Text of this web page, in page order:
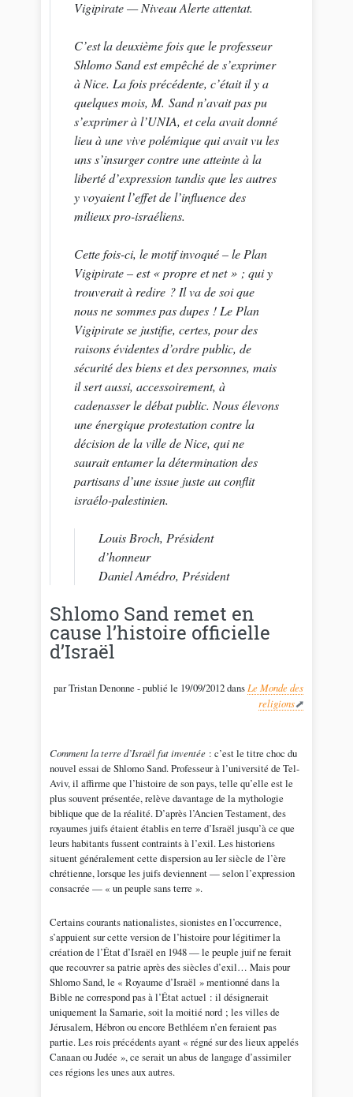
Vigipirate — Niveau Alerte attentat.
C’est la deuxième fois que le professeur
Shlomo Sand est empêché de s’exprimer
à Nice. La fois précédente, c’était il y a
quelques mois, M. Sand n’avait pas pu
s’exprimer à l’UNIA, et cela avait donné
lieu à une vive polémique qui avait vu les
uns s’insurger contre une atteinte à la
liberté d’expression tandis que les autres
y voyaient l’effet de l’influence des
milieux pro-israéliens.
Cette fois-ci, le motif invoqué – le Plan
Vigipirate – est « propre et net » ; qui y
trouverait à redire ? Il va de soi que
nous ne sommes pas dupes ! Le Plan
Vigipirate se justifie, certes, pour des
raisons évidentes d’ordre public, de
sécurité des biens et des personnes, mais
il sert aussi, accessoirement, à
cadenasser le débat public. Nous élevons
une énergique protestation contre la
décision de la ville de Nice, qui ne
saurait entamer la détermination des
partisans d’une issue juste au conflit
israélo-palestinien.
Louis Broch, Président
d’honneur
Daniel Amédro, Président
Shlomo Sand remet en
cause l’histoire officielle
d’Israël
par Tristan Denonne - publié le 19/09/2012 dansLe Monde des
religions
Comment la terre d’Israël fut inventée: c’est le titre choc du
nouvel essai de Shlomo Sand. Professeur à l’université de Tel-
Aviv, il affirme que l’histoire de son pays, telle qu’elle est le
plus souvent présentée, relève davantage de la mythologie
biblique que de la réalité. D’après l’Ancien Testament, des
royaumes juifs étaient établis en terre d’Israël jusqu’à ce que
leurs habitants fussent contraints à l’exil. Les historiens
situent généralement cette dispersion au Ier siècle de l’ère
chrétienne, lorsque les juifs deviennent — selon l’expression
consacrée — « un peuple sans terre ».
Certains courants nationalistes, sionistes en l’occurrence,
s’appuient sur cette version de l’histoire pour légitimer la
création de l’État d’Israël en 1948 — le peuple juif ne ferait
que recouvrer sa patrie après des siècles d’exil… Mais pour
Shlomo Sand, le « Royaume d’Israël » mentionné dans la
Bible ne correspond pas à l’État actuel : il désignerait
uniquement la Samarie, soit la moitié nord ; les villes de
Jérusalem, Hébron ou encore Bethléem n’en feraient pas
partie. Les rois précédents ayant « régné sur des lieux appelés
Canaan ou Judée », ce serait un abus de langage d’assimiler
ces régions les unes aux autres.